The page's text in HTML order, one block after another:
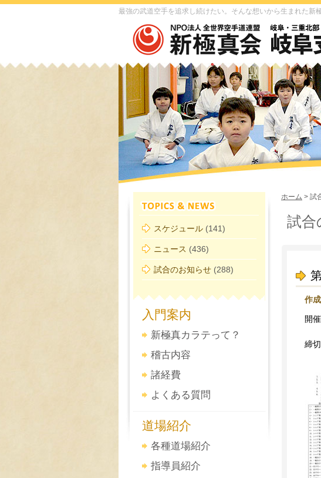
最強の武道空手を追求し続けたい。そんな想いから生まれた新
ホーム > 試
試合
作
開
締
スケジュール (141)
ニュース (436)
試合のお知らせ (288)
入門案内
新極真カラテって？
稽古内容
諸経費
よくある質問
道場紹介
各種道場紹介
指導員紹介